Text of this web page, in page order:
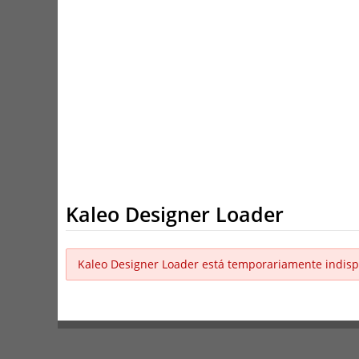
Kaleo Designer Loader
Kaleo Designer Loader está temporariamente